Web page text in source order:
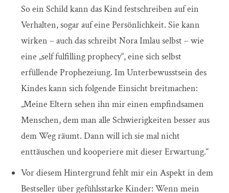
So ein Schild kann das Kind festschreiben auf ein
Verhalten, sogar auf eine Persönlichkeit. Sie kann
wirken – auch das schreibt Nora Imlau selbst – wie
eine „self fulfilling prophecy“, eine sich selbst
erfüllende Prophezeiung. Im Unterbewusstsein des
Kindes kann sich folgende Einsicht breitmachen:
„Meine Eltern sehen ihn mir einen empfindsamen
Menschen, dem man alle Schwierigkeiten besser aus
dem Weg räumt. Dann will ich sie mal nicht
enttäuschen und kooperiere mit dieser Erwartung.“
Vor diesem Hintergrund fehlt mir ein Aspekt in dem
Bestseller über gefühlsstarke Kinder: Wenn mein